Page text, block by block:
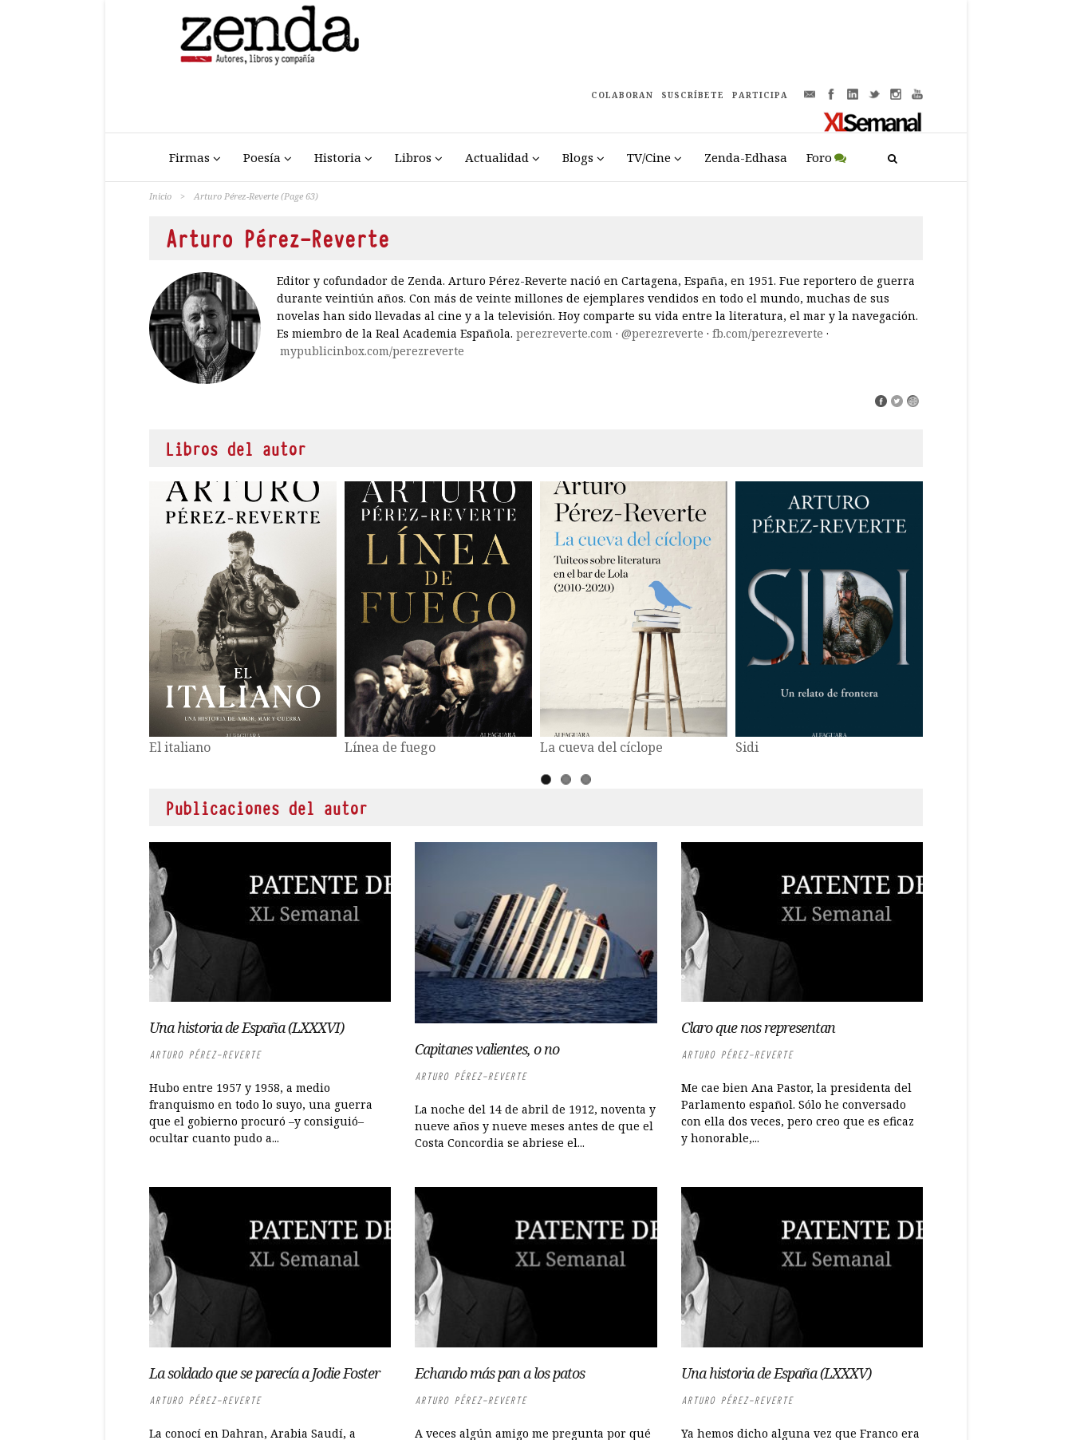
COLABORAN SUSCRÍBETE PARTICIPA
Firmas Poesía Historia Libros Actualidad Blogs TV/Cine Zenda-Edhasa Foro
Inicio > Arturo Pérez-Reverte (Page 63)
Arturo Pérez-Reverte
Editor y cofundador de Zenda. Arturo Pérez-Reverte nació en Cartagena, España, en 1951. Fue reportero de guerra
durante veintiún años. Con más de veinte millones de ejemplares vendidos en todo el mundo, muchas de sus
novelas han sido llevadas al cine y a la televisión. Hoy comparte su vida entre la literatura, el mar y la navegación.
Es miembro de la Real Academia Española. perezreverte.com · @perezreverte · fb.com/perezreverte ·
mypublicinbox.com/perezreverte
Libros del autor
Una historia de España Sabotaje Los perros duros no bailan Eva
Publicaciones del autor
Una historia de España (LXXXVI)
ARTURO PÉREZ-REVERTE
Hubo entre 1957 y 1958, a medio
franquismo en todo lo suyo, una guerra
que el gobierno procuró –y consiguió–
ocultar cuanto pudo a...
Capitanes valientes, o no
ARTURO PÉREZ-REVERTE
La noche del 14 de abril de 1912, noventa y
nueve años y nueve meses antes de que el
Costa Concordia se abriese el...
Claro que nos representan
ARTURO PÉREZ-REVERTE
Me cae bien Ana Pastor, la presidenta del
Parlamento español. Sólo he conversado
con ella dos veces, pero creo que es eficaz
y honorable,...
La soldado que se parecía a Jodie Foster
ARTURO PÉREZ-REVERTE
La conocí en Dahran, Arabia Saudí, a
Echando más pan a los patos
ARTURO PÉREZ-REVERTE
A veces algún amigo me pregunta por qué
Una historia de España (LXXXV)
ARTURO PÉREZ-REVERTE
Ya hemos dicho alguna vez que Franco era